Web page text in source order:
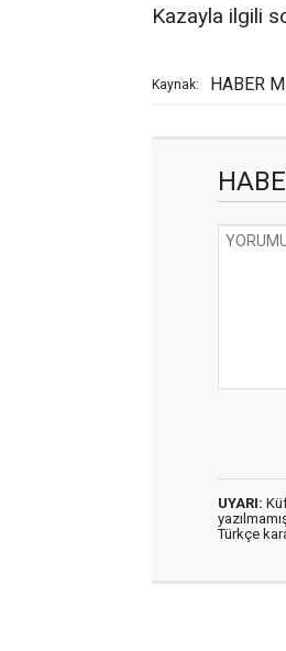
Kazayla ilgili
Kaynak: HABER
UYARI:
Türkçe